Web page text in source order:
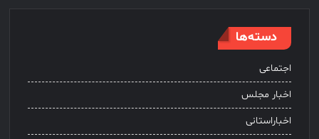
دسته‌ها
اجتماعی
اخبار مجلس
اخباراستانی